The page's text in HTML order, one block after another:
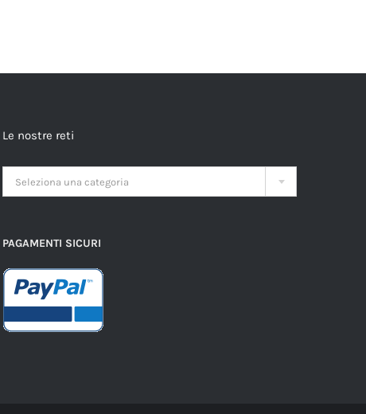
Le nostre reti
Seleziona una categoria
PAGAMENTI SICURI